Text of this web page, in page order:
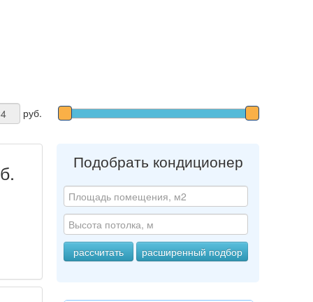
руб.
Подобрать кондиционер